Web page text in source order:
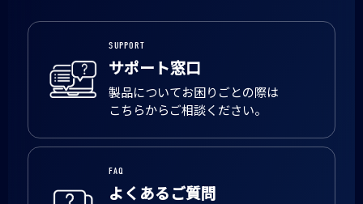
SUPPORT
サポート窓口
製品についてお困りごとの際は
こちらからご相談ください。
FAQ
よくあるご質問